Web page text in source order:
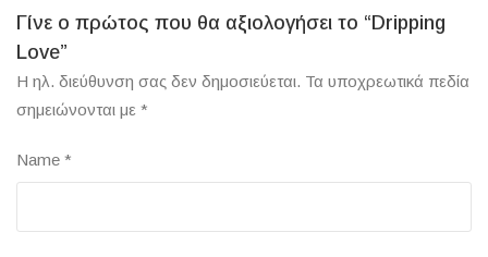
Γίνε ο πρώτος που θα αξιολογήσει το “Dripping
Love”
Η ηλ. διεύθυνση σας δεν δημοσιεύεται. Τα υποχρεωτικά πεδία
σημειώνονται με *
Name *